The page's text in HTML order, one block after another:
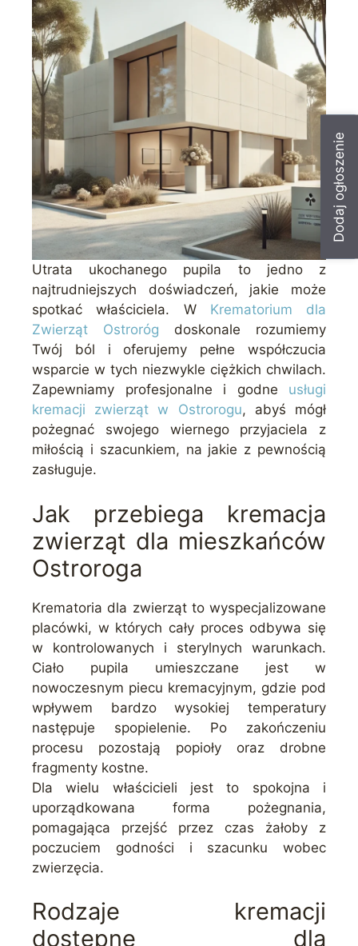
Dodaj ogłoszenie
Utrata ukochanego pupila to jedno z
najtrudniejszych doświadczeń, jakie może
spotkać właściciela. W Krematorium dla
Zwierząt Ostroróg doskonale rozumiemy
Twój ból i oferujemy pełne współczucia
wsparcie w tych niezwykle ciężkich chwilach.
Zapewniamy profesjonalne i godne usługi
kremacji zwierząt w Ostrorogu, abyś mógł
pożegnać swojego wiernego przyjaciela z
miłością i szacunkiem, na jakie z pewnością
zasługuje.
Jak przebiega kremacja
zwierząt dla mieszkańców
Ostroroga
Krematoria dla zwierząt to wyspecjalizowane
placówki, w których cały proces odbywa się
w kontrolowanych i sterylnych warunkach.
Ciało pupila umieszczane jest w
nowoczesnym piecu kremacyjnym, gdzie pod
wpływem bardzo wysokiej temperatury
następuje spopielenie. Po zakończeniu
procesu pozostają popioły oraz drobne
fragmenty kostne.
Dla wielu właścicieli jest to spokojna i
uporządkowana forma pożegnania,
pomagająca przejść przez czas żałoby z
poczuciem godności i szacunku wobec
zwierzęcia.
Rodzaje kremacji
dostępne dla